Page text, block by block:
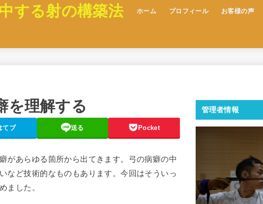
する射の構築法 ホーム プロフィール お客様の声
を理解する
てブ 送る Pocket
があらゆる箇所から出てきます。弓の病癖の中
など技術的なものもあります。今回はそういっ
ました。
管理者情報